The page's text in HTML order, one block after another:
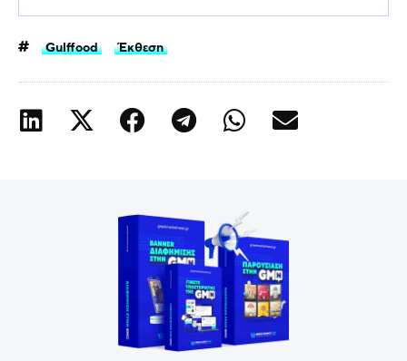
Gulffood Έκθεση